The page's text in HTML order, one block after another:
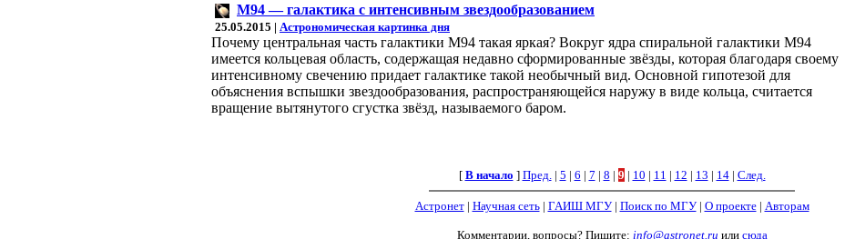
M94 — галактика с интенсивным звездообразованием
25.05.2015 | Астрономическая картинка дня
Почему центральная часть галактики M94 такая яркая? Вокруг ядра спиральной галактики M94
имеется кольцевая область, содержащая недавно сформированные звёзды, которая благодаря своему
интенсивному свечению придает галактике такой необычный вид. Основной гипотезой для
объяснения вспышки звездообразования, распространяющейся наружу в виде кольца, считается
вращение вытянутого сгустка звёзд, называемого баром.
[ В начало ] Пред.| 5 | 6 | 7 | 8 | 9 | 10 | 11 | 12 | 13 | 14| След.
Астронет| Научная сеть| ГАИШ МГУ| Поиск по МГУ| О проекте| Авторам
Комментарии, вопросы? Пишите: info@astronet.ru или сюда